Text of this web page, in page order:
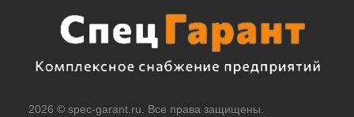
2026 © spec-garant.ru. Все права защищены.